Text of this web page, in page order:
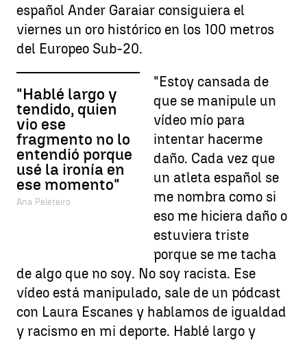
español Ander Garaiar consiguiera el
viernes un oro histórico en los 100 metros
del Europeo Sub-20.
"Hablé largo y
tendido, quien
vio ese
fragmento no lo
entendió porque
usé la ironía en
ese momento"
Ana Peleteiro
"Estoy cansada de
que se manipule un
vídeo mío para
intentar hacerme
daño. Cada vez que
un atleta español se
me nombra como si
eso me hiciera daño o
estuviera triste
porque se me tacha
de algo que no soy. No soy racista. Ese
vídeo está manipulado, sale de un pódcast
con Laura Escanes y hablamos de igualdad
y racismo en mi deporte. Hablé largo y